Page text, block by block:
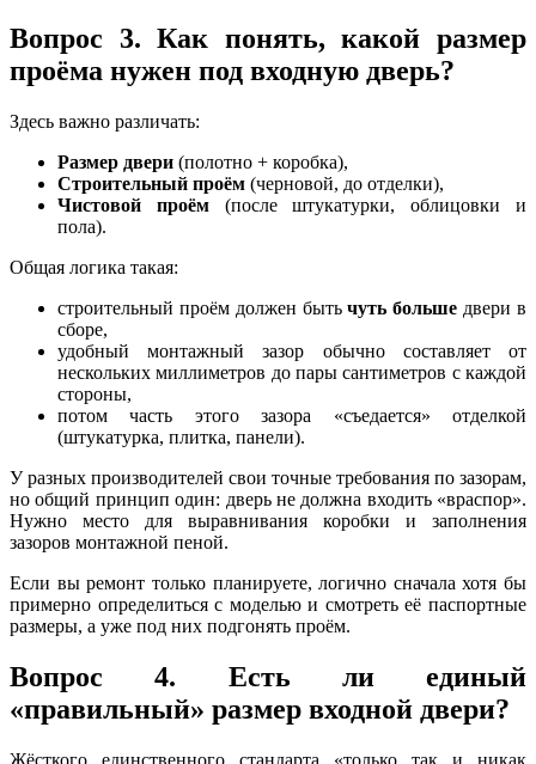
Вопрос 3. Как понять, какой размер
проёма нужен под входную дверь?
Здесь важно различать:
Размер двери (полотно + коробка),
Строительный проём (черновой, до отделки),
Чистовой проём(после штукатурки, облицовки и
пола).
Общая логика такая:
строительный проём должен бытьчуть больше двери в
сборе,
удобный монтажный зазор обычно составляет от
нескольких миллиметров до пары сантиметров с каждой
стороны,
потом часть этого зазора «съедается» отделкой
(штукатурка, плитка, панели).
У разных производителей свои точные требования по зазорам,
но общий принцип один: дверь не должна входить «враспор».
Нужно место для выравнивания коробки и заполнения
зазоров монтажной пеной.
Если вы ремонт только планируете, логично сначала хотя бы
примерно определиться с моделью и смотреть её паспортные
размеры, а уже под них подгонять проём.
Вопрос 4. Есть ли единый
«правильный» размер входной двери?